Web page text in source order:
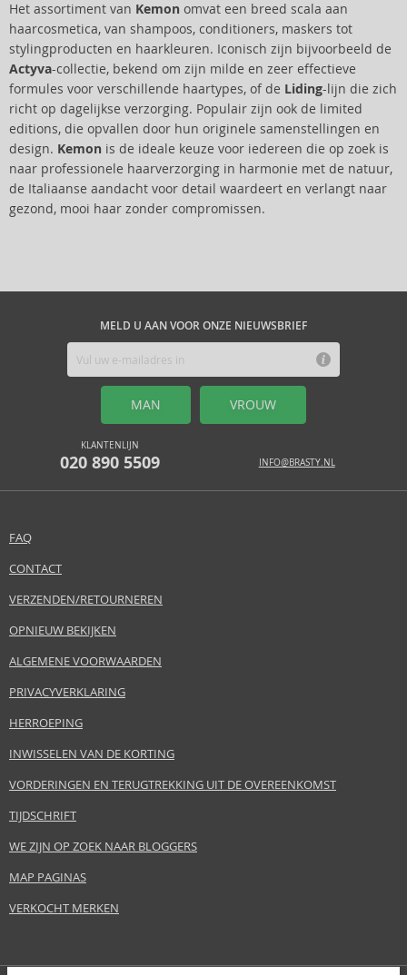
Het assortiment van Kemon omvat een breed scala aan
haarcosmetica, van shampoos, conditioners, maskers tot
stylingproducten en haarkleuren. Iconisch zijn bijvoorbeeld de
Actyva-collectie, bekend om zijn milde en zeer effectieve
formules voor verschillende haartypes, of de Liding-lijn die zich
richt op dagelijkse verzorging. Populair zijn ook de limited
editions, die opvallen door hun originele samenstellingen en
design. Kemon is de ideale keuze voor iedereen die op zoek is
naar professionele haarverzorging in harmonie met de natuur,
de Italiaanse aandacht voor detail waardeert en verlangt naar
gezond, mooi haar zonder compromissen.
MELD U AAN VOOR ONZE NIEUWSBRIEF
MAN VROUW
KLANTENLIJN
020 890 5509 INFO@BRASTY.NL
FAQ
CONTACT
VERZENDEN/RETOURNEREN
OPNIEUW BEKIJKEN
ALGEMENE VOORWAARDEN
PRIVACYVERKLARING
HERROEPING
INWISSELEN VAN DE KORTING
VORDERINGEN EN TERUGTREKKING UIT DE OVEREENKOMST
TIJDSCHRIFT
WE ZIJN OP ZOEK NAAR BLOGGERS
MAP PAGINAS
VERKOCHT MERKEN